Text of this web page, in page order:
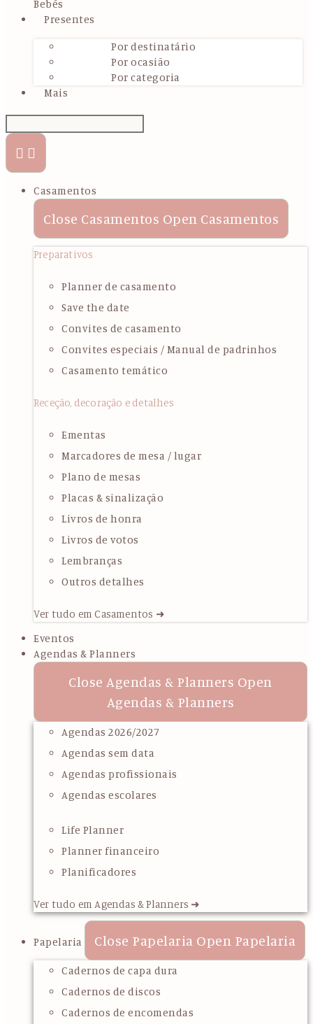
Bebés
Presentes
Por destinatário
Por ocasião
Por categoria
Mais
Casamentos
Close Casamentos Open Casamentos
Preparativos
Planner de casamento
Save the date
Convites de casamento
Convites especiais / Manual de padrinhos
Casamento temático
Receção, decoração e detalhes
Ementas
Marcadores de mesa / lugar
Plano de mesas
Placas & sinalização
Livros de honra
Livros de votos
Lembranças
Outros detalhes
Ver tudo em Casamentos ➜
Eventos
Agendas & Planners
Close Agendas & Planners Open
Agendas & Planners
Agendas 2026/2027
Agendas sem data
Agendas profissionais
Agendas escolares
Life Planner
Planner financeiro
Planificadores
Ver tudo em Agendas & Planners ➜
Papelaria Close Papelaria Open Papelaria
Cadernos de capa dura
Cadernos de discos
Cadernos de encomendas